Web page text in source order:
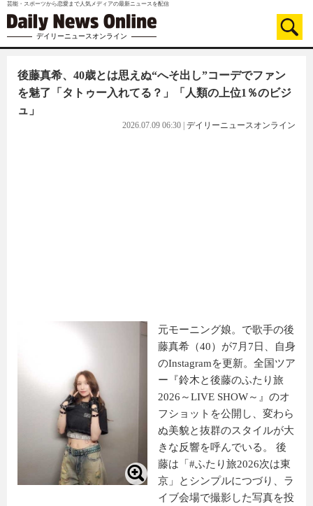
芸能・スポーツから恋愛まで人気メディアの最新ニュースを配信
デイリーニュースオンライン
後藤真希、40歳とは思えぬ“へそ出し”コーデでファン
を魅了「タトゥー入れてる？」「人類の上位1％のビジ
ュ」
2026.07.09 06:30 デイリーニュースオンライン
元モーニング娘。で歌手の後
藤真希（40）が7月7日、自身
のInstagramを更新。全国ツア
ー『鈴木と後藤のふたり旅
2026～LIVE SHOW～』のオ
フショットを公開し、変わら
ぬ美貌と抜群のスタイルが大
きな反響を呼んでいる。 後
藤は「#ふたり旅2026次は東
京」とシンプルにつづり、ラ
イブ会場で撮影した写真を投